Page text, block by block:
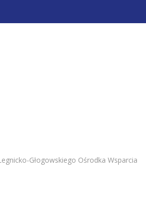
Głogowskiego Ośrodka Wsparcia